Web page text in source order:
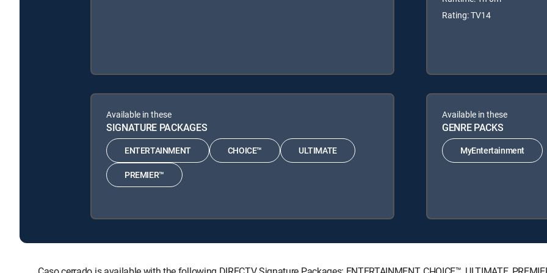
Rating: TV14
Available in these
SIGNATURE PACKAGES
ENTERTAINMENT CHOICE™ ULTIMATE
PREMIER™
Available in these
GENRE PACKS
MyEntertainment